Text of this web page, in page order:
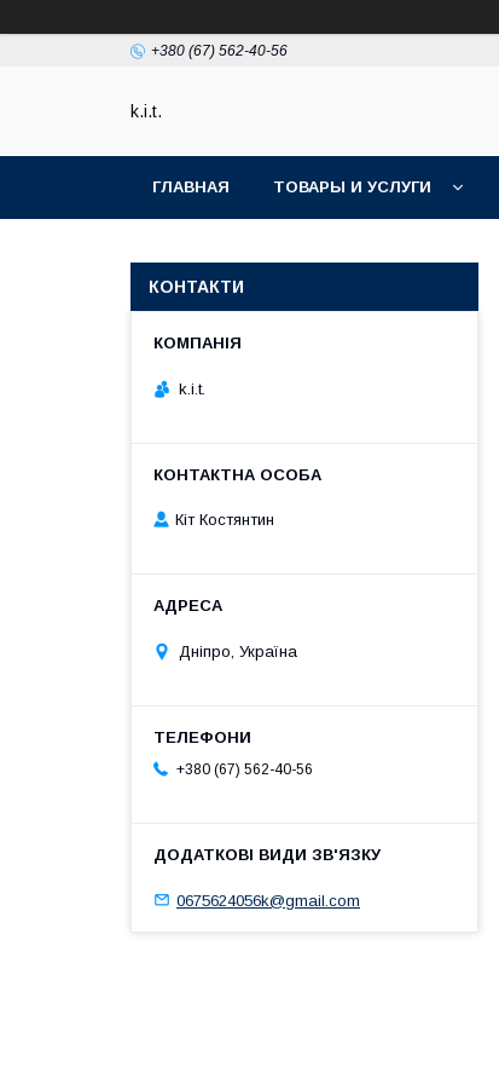
+380 (67) 562-40-56
k.i.t.
ГЛАВНАЯ ТОВАРЫ И УСЛУГИ
КОНТАКТИ
k.i.t.
Кіт Костянтин
Дніпро, Україна
+380 (67) 562-40-56
0675624056k@gmail.com